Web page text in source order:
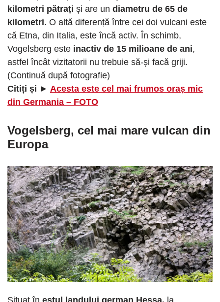
kilometri pătrați și are un diametru de 65 de
kilometri. O altă diferență între cei doi vulcani este
că Etna, din Italia, este încă activ. În schimb,
Vogelsberg este inactiv de 15 milioane de ani,
astfel încât vizitatorii nu trebuie să-și facă griji.
(Continuă după fotografie)
Citiți și ► Acesta este cel mai frumos oraș mic
din Germania – FOTO
Vogelsberg, cel mai mare vulcan din
Europa
Situat în estul landului german Hessa, la